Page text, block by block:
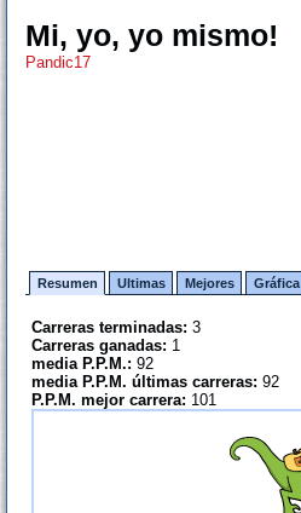
Mi, yo, yo mismo!
Pandic17
Resumen Ultimas Mejores Gráfica
Carreras terminadas: 3
Carreras ganadas: 1
media P.P.M.: 92
media P.P.M. últimas carreras: 92
P.P.M. mejor carrera: 101